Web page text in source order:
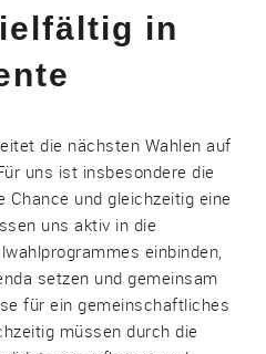
in
die nächsten Wahlen auf
uns ist insbesondere die
Chance und gleichzeitig eine
uns aktiv in die
einbinden,
setzen und gemeinsam
für ein gemeinschaftliches
müssen durch die